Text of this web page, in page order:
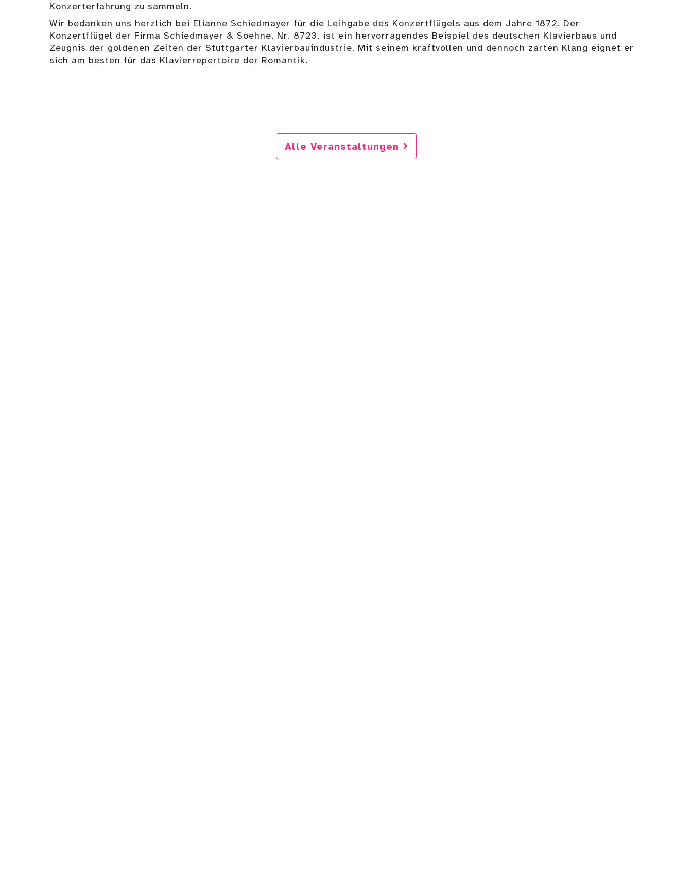
Konzerterfahrung zu sammeln.
Wir bedanken uns herzlich bei Elianne Schiedmayer für die Leihgabe des Konzertflügels aus dem Jahre 1872. Der
Konzertflügel der Firma Schiedmayer & Soehne, Nr. 8723, ist ein hervorragendes Beispiel des deutschen Klavierbaus und
Zeugnis der goldenen Zeiten der Stuttgarter Klavierbauindustrie. Mit seinem kraftvollen und dennoch zarten Klang eignet er
sich am besten für das Klavierrepertoire der Romantik.
Alle Veranstaltungen